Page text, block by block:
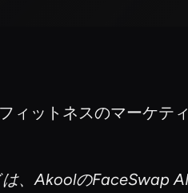
ィットネスのマーケテ
、AkoolのFaceSwap